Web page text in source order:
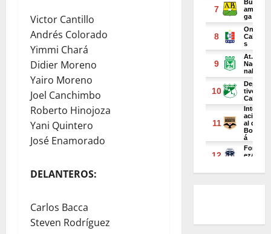
Victor Cantillo
Andrés Colorado
Yimmi Chará
Didier Moreno
Yairo Moreno
Joel Canchimbo
Roberto Hinojoza
Yani Quintero
José Enamorado
DELANTEROS:
Carlos Bacca
Steven Rodríguez